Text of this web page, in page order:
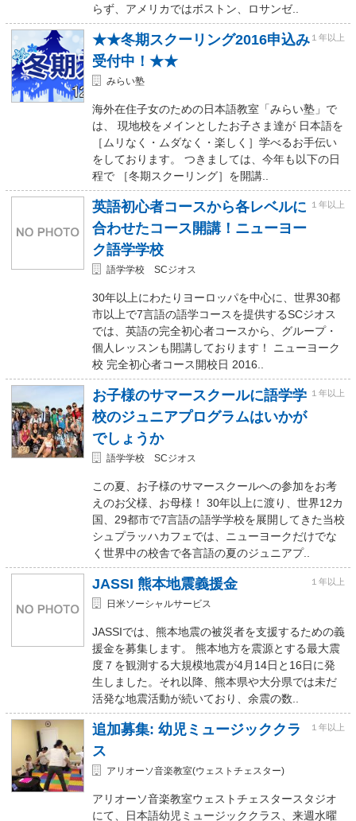
らず、アメリカではボストン、ロサンゼ..
★★冬期スクーリング2016申込み
受付中！★★
１年以上
みらい塾
海外在住子女のための日本語教室「みらい塾」で
は、 現地校をメインとしたお子さま達が 日本語を
［ムリなく・ムダなく・楽しく］学べるお手伝い
をしております。 つきましては、今年も以下の日
程で ［冬期スクーリング］を開講..
英語初心者コースから各レベルに
合わせたコース開講！ニューヨー
ク語学学校
１年以上
語学学校 SCジオス
30年以上にわたりヨーロッパを中心に、世界30都
市以上で7言語の語学コースを提供するSCジオス
では、英語の完全初心者コースから、グループ・
個人レッスンも開講しております！ ニューヨーク
校 完全初心者コース開校日 2016..
お子様のサマースクールに語学学
校のジュニアプログラムはいかが
でしょうか
１年以上
語学学校 SCジオス
この夏、お子様のサマースクールへの参加をお考
えのお父様、お母様！ 30年以上に渡り、世界12カ
国、29都市で7言語の語学学校を展開してきた当校
シュプラッハカフェでは、ニューヨークだけでな
く世界中の校舎で各言語の夏のジュニアプ..
JASSI 熊本地震義援金 １年以上
日米ソーシャルサービス
JASSIでは、熊本地震の被災者を支援するための義
援金を募集します。 熊本地方を震源とする最大震
度７を観測する大規模地震が4月14日と16日に発
生しました。それ以降、熊本県や大分県では未だ
活発な地震活動が続いており、余震の数..
追加募集: 幼児ミュージッククラ
ス
１年以上
アリオーソ音楽教室(ウェストチェスター)
アリオーソ音楽教室ウェストチェスタースタジオ
にて、日本語幼児ミュージッククラス、来週水曜